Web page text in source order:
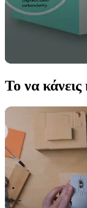
Το να κάνεις